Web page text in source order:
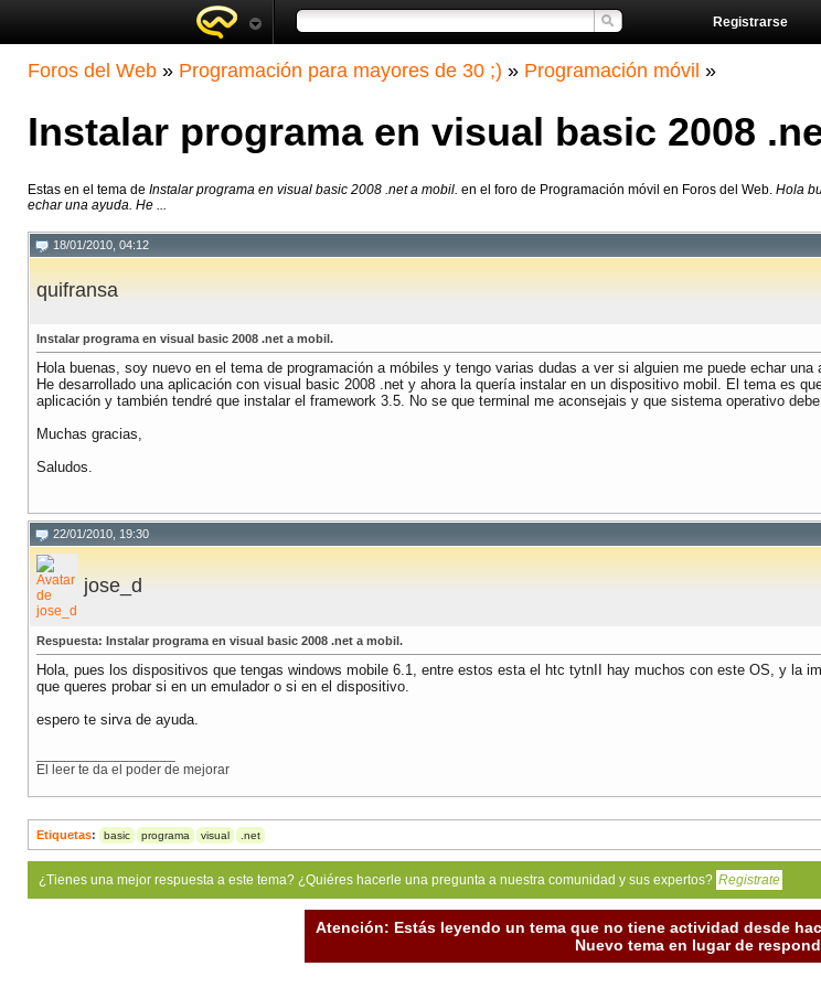
Registrarse
Foros del Web » Programación para mayores de 30 ;) » Programación móvil »
Instalar programa en visual basic 2008
Estas en el tema de Instalar programa en visual basic 2008 .net a mobil. en el foro de Programación móvil en Foros del Web. Hola
echar una ayuda. He ...
18/01/2010, 04:12
quifransa
Instalar programa en visual basic 2008 .net a mobil.
Hola buenas, soy nuevo en el tema de programación a móbiles y tengo varias dudas a ver si alguien me puede echar una
He desarrollado una aplicación con visual basic 2008 .net y ahora la quería instalar en un dispositivo mobil. El tema es
aplicación y también tendré que instalar el framework 3.5. No se que terminal me aconsejais y que sistema operativo
Muchas gracias,
Saludos.
22/01/2010, 19:30
jose_d
Respuesta: Instalar programa en visual basic 2008 .net a mobil.
Hola, pues los dispositivos que tengas windows mobile 6.1, entre estos esta el htc tytnII hay muchos con este OS, y la
que queres probar si en un emulador o si en el dispositivo.
espero te sirva de ayuda.
El leer te da el poder de mejorar
Etiquetas: basic programa visual .net
¿Tienes una mejor respuesta a este tema? ¿Quiéres hacerle una pregunta a nuestra comunidad y sus expertos? Registrate
Atención: Estás leyendo un tema que no tiene actividad desde
Nuevo tema en lugar de